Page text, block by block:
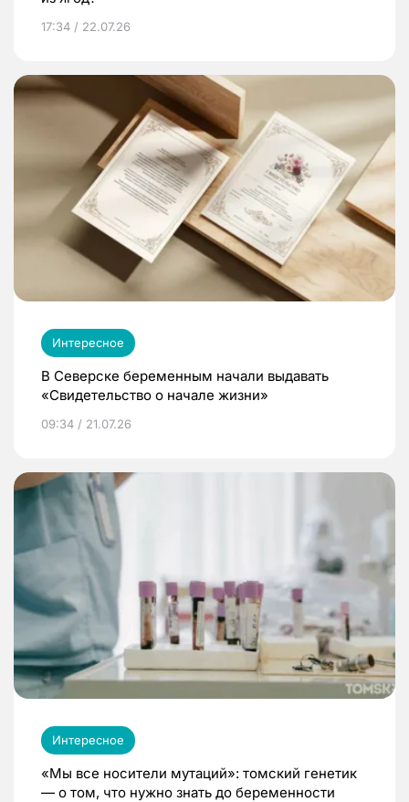
17:34 / 22.07.26
Интересное
В Северске беременным начали выдавать
«Свидетельство о начале жизни»
09:34 / 21.07.26
Интересное
«Мы все носители мутаций»: томский генетик
— о том, что нужно знать до беременности